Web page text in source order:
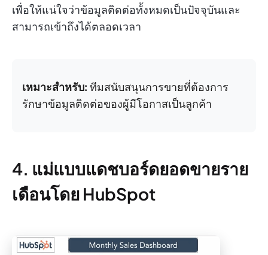
เพื่อให้แน่ใจว่าข้อมูลติดต่อทั้งหมดเป็นปัจจุบันและ
สามารถเข้าถึงได้ตลอดเวลา
เหมาะสำหรับ: ทีมสนับสนุนการขายที่ต้องการ
รักษาข้อมูลติดต่อของผู้มีโอกาสเป็นลูกค้า
4. แม่แบบแดชบอร์ดยอดขายราย
เดือนโดย HubSpot